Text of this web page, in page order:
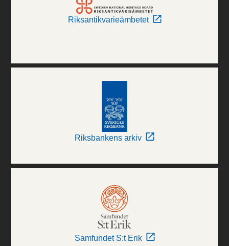
Riksantikvarieämbetet
Riksbankens arkiv
Samfundet S:t Erik